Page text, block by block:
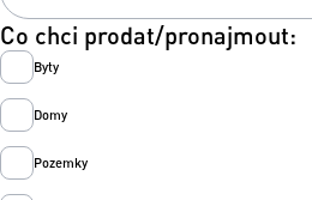
Co chci prodat/pronajmout:
Byty
Domy
Pozemky